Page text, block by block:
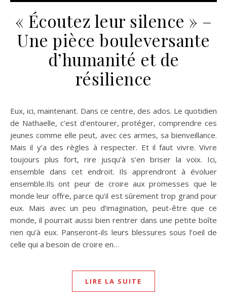
« Écoutez leur silence » –
Une pièce bouleversante
d’humanité et de
résilience
Eux, ici, maintenant. Dans ce centre, des ados. Le quotidien
de Nathaelle, c’est d’entourer, protéger, comprendre ces
jeunes comme elle peut, avec ces armes, sa bienveillance.
Mais il y’a des règles à respecter. Et il faut vivre. Vivre
toujours plus fort, rire jusqu’à s’en briser la voix. Ici,
ensemble dans cet endroit. Ils apprendront à évoluer
ensemble.Ils ont peur de croire aux promesses que le
monde leur offre, parce qu’il est sûrement trop grand pour
eux. Mais avec un peu d’imagination, peut-être que ce
monde, il pourrait aussi bien rentrer dans une petite boîte
rien qu’à eux. Panseront-ils leurs blessures sous l’oeil de
celle qui a besoin de croire en…
LIRE LA SUITE